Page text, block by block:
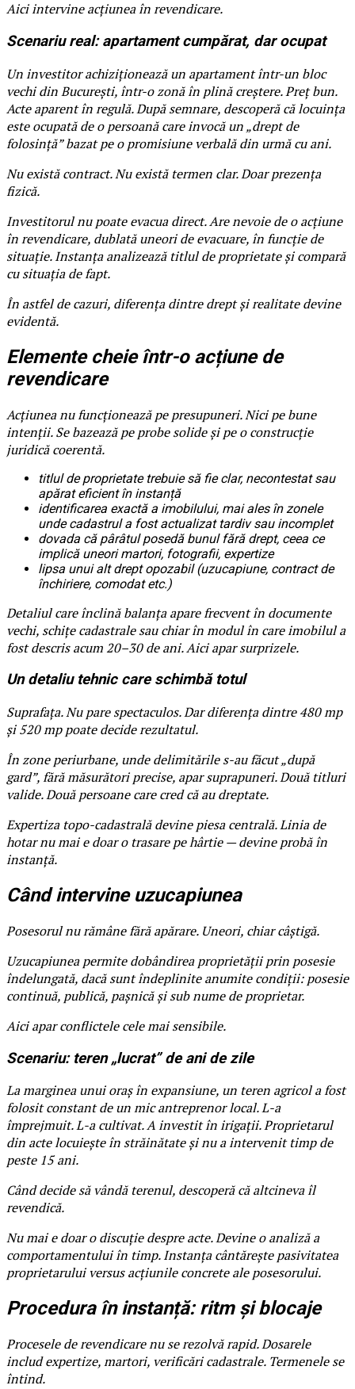
Aici intervine acțiunea în revendicare.
Scenariu real: apartament cumpărat, dar ocupat
Un investitor achiziționează un apartament într-un bloc
vechi din București, într-o zonă în plină creștere. Preț bun.
Acte aparent în regulă. După semnare, descoperă că locuința
este ocupată de o persoană care invocă un „drept de
folosință” bazat pe o promisiune verbală din urmă cu ani.
Nu există contract. Nu există termen clar. Doar prezența
fizică.
Investitorul nu poate evacua direct. Are nevoie de o acțiune
în revendicare, dublată uneori de evacuare, în funcție de
situație. Instanța analizează titlul de proprietate și compară
cu situația de fapt.
În astfel de cazuri, diferența dintre drept și realitate devine
evidentă.
Elemente cheie într-o acțiune de
revendicare
Acțiunea nu funcționează pe presupuneri. Nici pe bune
intenții. Se bazează pe probe solide și pe o construcție
juridică coerentă.
titlul de proprietate trebuie să fie clar, necontestat sau
apărat eficient în instanță
identificarea exactă a imobilului, mai ales în zonele
unde cadastrul a fost actualizat tardiv sau incomplet
dovada că pârâtul posedă bunul fără drept, ceea ce
implică uneori martori, fotografii, expertize
lipsa unui alt drept opozabil (uzucapiune, contract de
închiriere, comodat etc.)
Detaliul care înclină balanța apare frecvent în documente
vechi, schițe cadastrale sau chiar în modul în care imobilul a
fost descris acum 20–30 de ani. Aici apar surprizele.
Un detaliu tehnic care schimbă totul
Suprafața. Nu pare spectaculos. Dar diferența dintre 480 mp
și 520 mp poate decide rezultatul.
În zone periurbane, unde delimitările s-au făcut „după
gard”, fără măsurători precise, apar suprapuneri. Două titluri
valide. Două persoane care cred că au dreptate.
Expertiza topo-cadastrală devine piesa centrală. Linia de
hotar nu mai e doar o trasare pe hârtie — devine probă în
instanță.
Când intervine uzucapiunea
Posesorul nu rămâne fără apărare. Uneori, chiar câștigă.
Uzucapiunea permite dobândirea proprietății prin posesie
îndelungată, dacă sunt îndeplinite anumite condiții: posesie
continuă, publică, pașnică și sub nume de proprietar.
Aici apar conflictele cele mai sensibile.
Scenariu: teren „lucrat” de ani de zile
La marginea unui oraș în expansiune, un teren agricol a fost
folosit constant de un mic antreprenor local. L-a
împrejmuit. L-a cultivat. A investit în irigații. Proprietarul
din acte locuiește în străinătate și nu a intervenit timp de
peste 15 ani.
Când decide să vândă terenul, descoperă că altcineva îl
revendică.
Nu mai e doar o discuție despre acte. Devine o analiză a
comportamentului în timp. Instanța cântărește pasivitatea
proprietarului versus acțiunile concrete ale posesorului.
Procedura în instanță: ritm și blocaje
Procesele de revendicare nu se rezolvă rapid. Dosarele
includ expertize, martori, verificări cadastrale. Termenele se
întind.